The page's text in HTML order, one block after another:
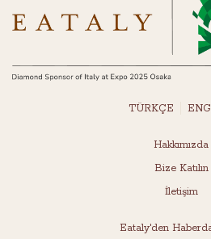
TÜRKÇE
Hakkımızda
Bize Katılın
İletişim
Eataly'den